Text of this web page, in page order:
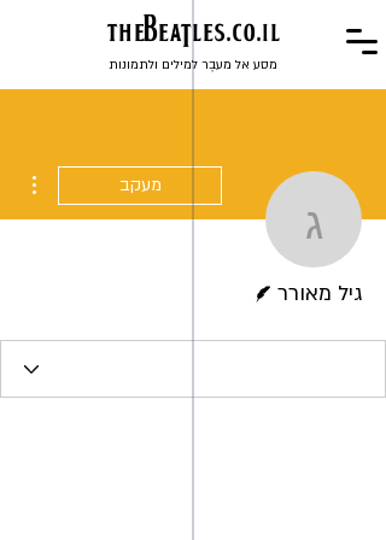
theBeaTles.co.il
מסע אל מעבֶר למילים ולתמונות
גיל מאורר
מעקב
גיל מאורר